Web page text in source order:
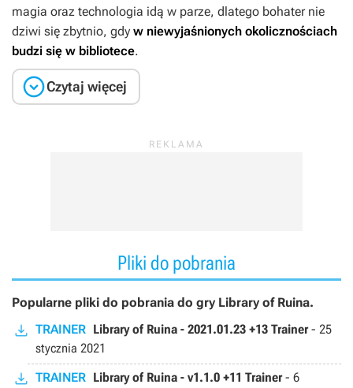
magia oraz technologia idą w parze, dlatego bohater nie
dziwi się zbytnio, gdy w niewyjaśnionych okolicznościach
budzi się w bibliotece.
Czytaj więcej
Pliki do pobrania
Popularne pliki do pobrania do gry Library of Ruina.
TRAINER Library of Ruina - 2021.01.23 +13 Trainer- 25
stycznia 2021
TRAINER Library of Ruina - v1.1.0 +11 Trainer- 6